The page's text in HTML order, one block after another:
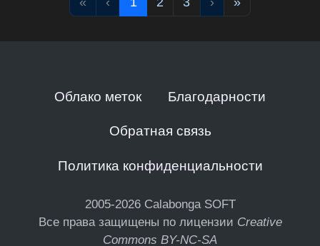
Облако меток Благодарности
Обратная связь
Политика конфиденциальности
2005-2026 Calabonga SOFT
Все права защищены по лицензии Creative
Commons BY-NC-SA